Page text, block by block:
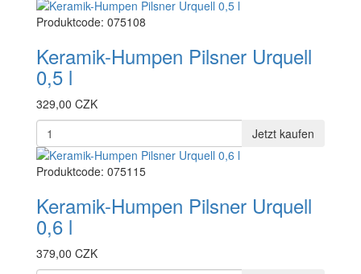
Produktcode: 075108
Keramik-Humpen Pilsner Urquell
0,5 l
329,00 CZK
Jetzt kaufen
Produktcode: 075115
Keramik-Humpen Pilsner Urquell
0,6 l
379,00 CZK